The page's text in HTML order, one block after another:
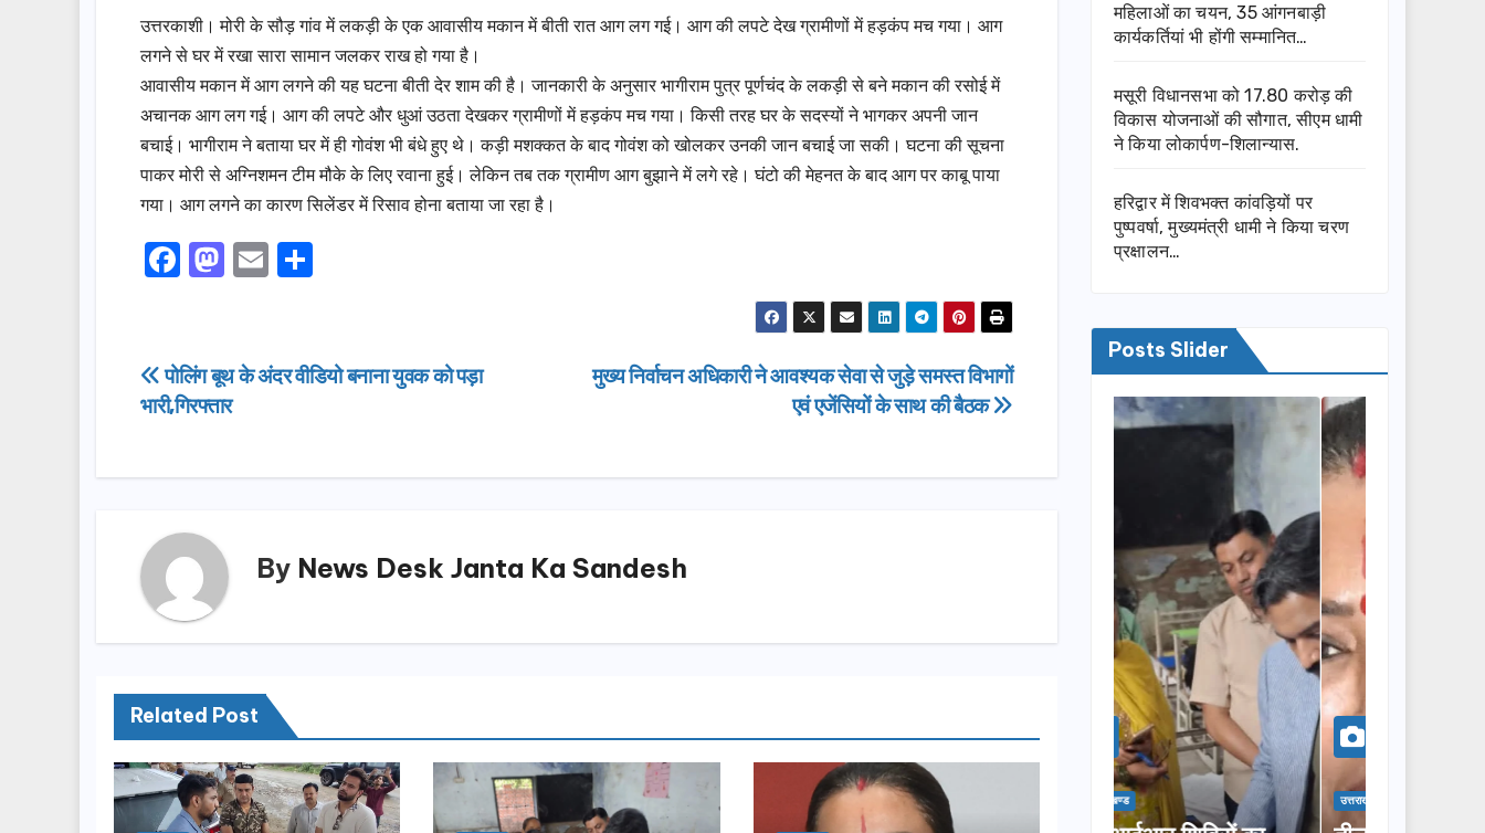
उत्तरकाशी। मोरी के सौड़ गांव में लकड़ी के एक आवासीय मकान में बीती रात आग लग गई। आग की लपटे देख ग्रामीणों में हड़कंप मच गया। आग
लगने से घर में रखा सारा सामान जलकर राख हो गया है।
आवासीय मकान में आग लगने की यह घटना बीती देर शाम की है। जानकारी के अनुसार भागीराम पुत्र पूर्णचंद के लकड़ी से बने मकान की रसोई में
अचानक आग लग गई। आग की लपटे और धुआं उठता देखकर ग्रामीणों में हड़कंप मच गया। किसी तरह घर के सदस्यों ने भागकर अपनी जान
बचाई। भागीराम ने बताया घर में ही गोवंश भी बंधे हुए थे। कड़ी मशक्कत के बाद गोवंश को खोलकर उनकी जान बचाई जा सकी। घटना की सूचना
पाकर मोरी से अग्निशमन टीम मौके के लिए रवाना हुई। लेकिन तब तक ग्रामीण आग बुझाने में लगे रहे। घंटो की मेहनत के बाद आग पर काबू पाया
गया। आग लगने का कारण सिलेंडर में रिसाव होना बताया जा रहा है।
F
e
b
o
M
o
d
n
E
e
Post
navigation
मुख्य निर्वाचन अधिकारी ने आवश्यक सेवा से जुड़े समस्त विभागों
एवं एजेंसियों के साथ की बैठक
पोलिंग बूथ के अंदर वीडियो बनाना युवक को पड़ा
भारी,गिरफ्तार
By News Desk Janta Ka Sandesh
Related Post
महिलाओं का चयन, 35 आंगनबाड़ी
कार्यकर्तियां भी होंगी सम्मानित…
मसूरी विधानसभा को 17.80 करोड़ की
विकास योजनाओं की सौगात, सीएम धामी
ने किया लोकार्पण-शिलान्यास.
हरिद्वार में शिवभक्त कांवड़ियों पर
पुष्पवर्षा, मुख्यमंत्री धामी ने किया चरण
प्रक्षालन…
Posts Slider
उत्तराखण्ड उत्तराखण्ड उत्तराखण्ड